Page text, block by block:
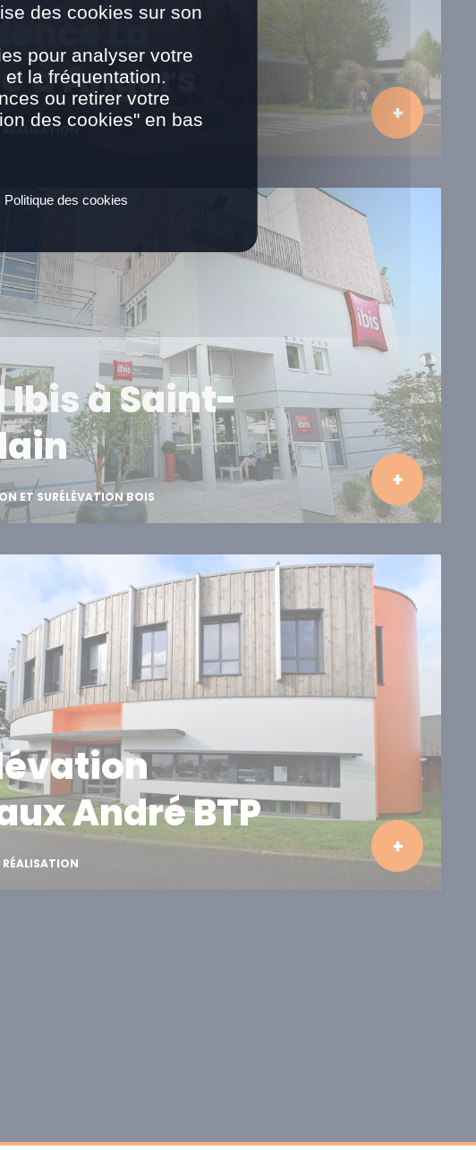
La
à Angers
ET SURÉLÉVATION BOIS
Ibis à Saint-
André BTP
des cookies sur son
pour analyser votre
la fréquentation.
ou retirer votre
des cookies" en bas
Politique des cookies